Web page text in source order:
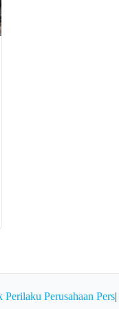
Perusahaan Pers|